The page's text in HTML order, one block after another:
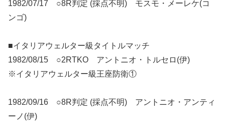
1982/07/17 ○8R判定 (採点不明) モスモ・メーレケ(コ
ンゴ)
■イタリアウェルター級タイトルマッチ
1982/08/15 ○2RTKO アントニオ・トルセロ(伊)
※イタリアウェルター級王座防衛①
1982/09/16 ○8R判定 (採点不明) アントニオ・アンティ
ーノ(伊)